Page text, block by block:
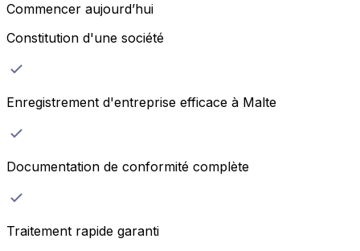
Commencer aujourd’hui
Constitution d'une société
Enregistrement d'entreprise efficace à Malte
Documentation de conformité complète
Traitement rapide garanti